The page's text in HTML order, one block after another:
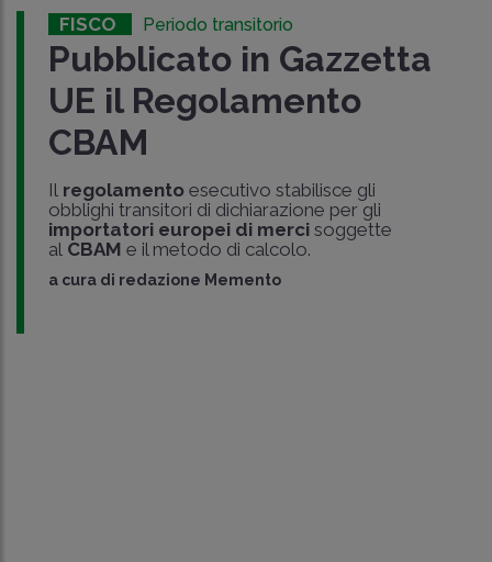
FISCO Periodo transitorio
Pubblicato in Gazzetta
UE il Regolamento
CBAM
Il regolamentoesecutivo stabilisce gli
obblighi transitori di dichiarazione per gli
importatori europei di mercisoggette
al CBAM e il metodo di calcolo.
a cura di redazione Memento